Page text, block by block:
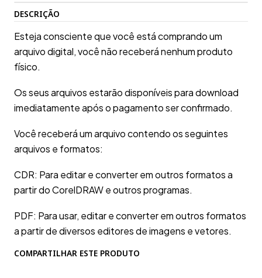
DESCRIÇÃO
Esteja consciente que você está comprando um
arquivo digital, você não receberá nenhum produto
físico.
Os seus arquivos estarão disponíveis para download
imediatamente após o pagamento ser confirmado.
Você receberá um arquivo contendo os seguintes
arquivos e formatos:
CDR: Para editar e converter em outros formatos a
partir do CorelDRAW e outros programas.
PDF: Para usar, editar e converter em outros formatos
a partir de diversos editores de imagens e vetores.
COMPARTILHAR ESTE PRODUTO